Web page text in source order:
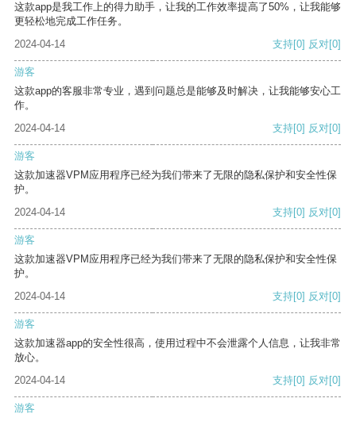
这款app是我工作上的得力助手，让我的工作效率提高了50%，让我能够
更轻松地完成工作任务。
2024-04-14
支持[0] 反对[0]
游客
这款app的客服非常专业，遇到问题总是能够及时解决，让我能够安心工
作。
2024-04-14
支持[0] 反对[0]
游客
这款加速器VPM应用程序已经为我们带来了无限的隐私保护和安全性保
护。
2024-04-14
支持[0] 反对[0]
游客
这款加速器VPM应用程序已经为我们带来了无限的隐私保护和安全性保
护。
2024-04-14
支持[0] 反对[0]
游客
这款加速器app的安全性很高，使用过程中不会泄露个人信息，让我非常
放心。
2024-04-14
支持[0] 反对[0]
游客